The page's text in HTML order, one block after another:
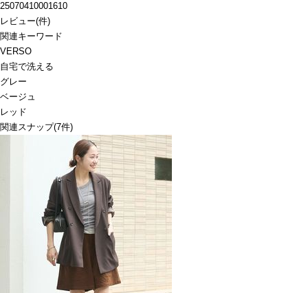
25070410001610
レビュー(件)
関連キーワード
VERSO
自宅で洗える
グレー
ベージュ
レッド
関連スナップ(7件)